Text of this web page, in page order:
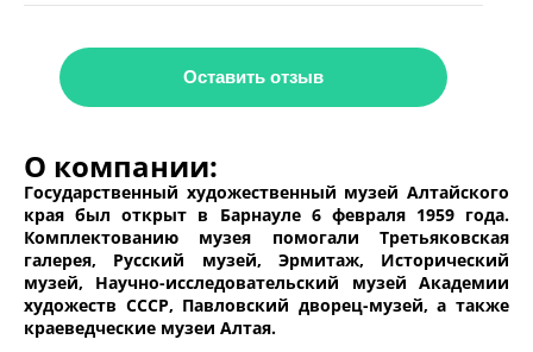
Оставить отзыв
О компании:
Государственный художественный музей Алтайского
края был открыт в Барнауле 6 февраля 1959 года.
Комплектованию музея помогали Третьяковская
галерея, Русский музей, Эрмитаж, Исторический
музей, Научно-исследовательский музей Академии
художеств СССР, Павловский дворец-музей, а также
краеведческие музеи Алтая.